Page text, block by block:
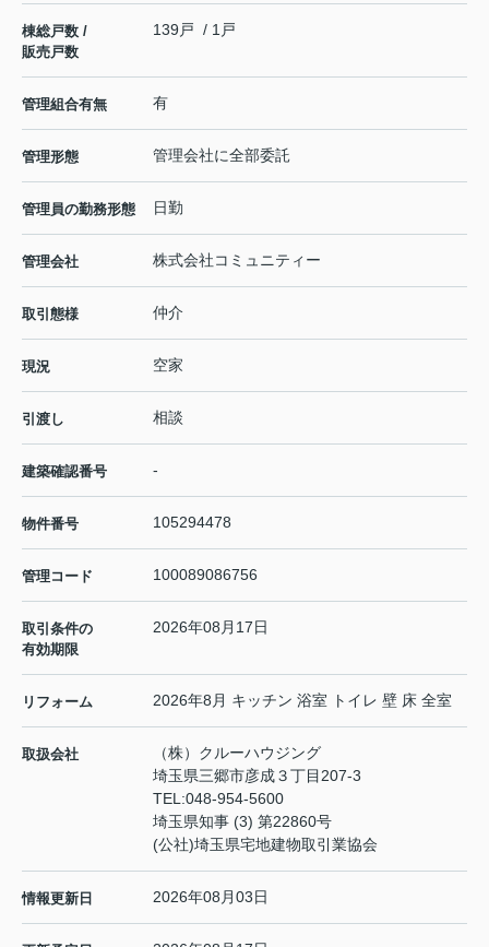
棟総戸数 /
販売戸数
139戸 / 1戸
管理組合有無 有
管理形態 管理会社に全部委託
管理員の勤務形態 日勤
管理会社 株式会社コミュニティー
取引態様 仲介
現況 空家
引渡し 相談
建築確認番号 -
物件番号 105294478
管理コード 100089086756
取引条件の
有効期限
2026年08月17日
リフォーム 2026年8月 キッチン 浴室 トイレ 壁 床 全室
取扱会社
（株）クルーハウジング
埼玉県三郷市彦成３丁目207-3
TEL:048-954-5600
埼玉県知事 (3) 第22860号
(公社)埼玉県宅地建物取引業協会
情報更新日 2026年08月03日